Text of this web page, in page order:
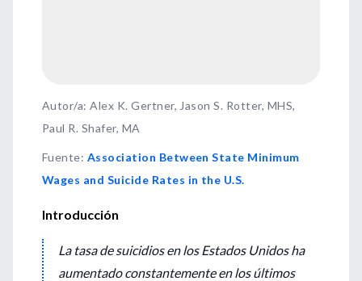
Autor/a: Alex K. Gertner, Jason S. Rotter, MHS,
Paul R. Shafer, MA
Fuente: Association Between State Minimum
Wages and Suicide Rates in the U.S.
Introducción
La tasa de suicidios en los Estados Unidos ha
aumentado constantemente en los últimos